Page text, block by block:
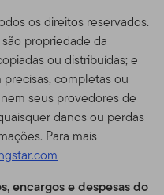
os direitos reservados.
propriedade da
ou distribuídas; e
completas ou
seus provedores de
danos ou perdas
Para mais
encargos e despesas do
do Site
e para fins
pela Templeton Global
ou "Nós") – não é
A Franklin
organização de
Franklin
de várias entidades da
Investments